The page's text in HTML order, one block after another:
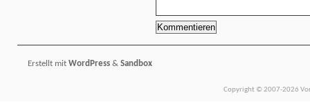
Erstellt mit WordPress & Sandbox
Copyright © 2007-2026